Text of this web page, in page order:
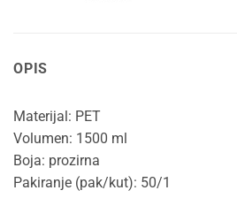
OPIS
Materijal: PET
Volumen: 1500 ml
Boja: prozirna
Pakiranje (pak/kut): 50/1